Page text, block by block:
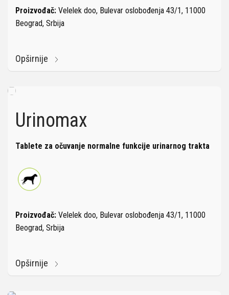
Proizvođač: Velelek doo, Bulevar oslobođenja 43/1, 11000
Beograd, Srbija
Opširnije
Urinomax
Tablete za očuvanje normalne funkcije urinarnog trakta
Proizvođač: Velelek doo, Bulevar oslobođenja 43/1, 11000
Beograd, Srbija
Opširnije